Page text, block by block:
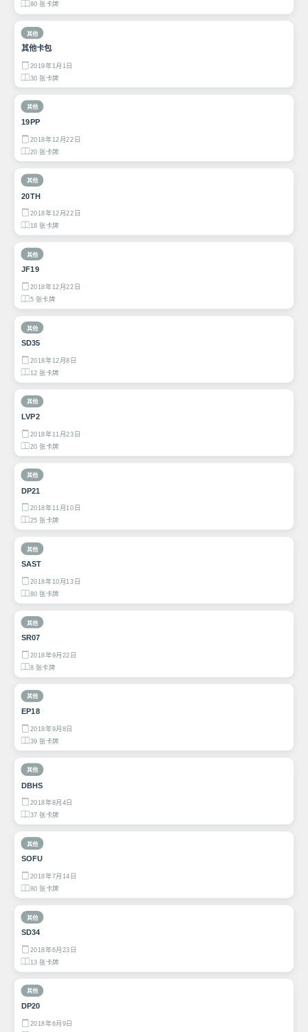
80 张卡牌
其他
其他卡包
2019年1月1日
30 张卡牌
其他
19PP
2018年12月22日
20 张卡牌
其他
20TH
2018年12月22日
18 张卡牌
其他
JF19
2018年12月22日
5 张卡牌
其他
SD35
2018年12月8日
12 张卡牌
其他
LVP2
2018年11月23日
20 张卡牌
其他
DP21
2018年11月10日
25 张卡牌
其他
SAST
2018年10月13日
80 张卡牌
其他
SR07
2018年9月22日
8 张卡牌
其他
EP18
2018年9月8日
39 张卡牌
其他
DBHS
2018年8月4日
37 张卡牌
其他
SOFU
2018年7月14日
80 张卡牌
其他
SD34
2018年6月23日
13 张卡牌
其他
DP20
2018年6月9日